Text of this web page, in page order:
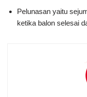
Pelunasan yaitu
ketika balon selesai